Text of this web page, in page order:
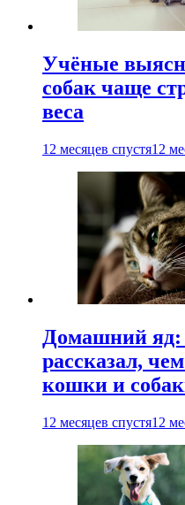
Учёные
собак чаще
веса
12 месяцев спустя12
Домашний яд:
рассказал,
кошки и
12 месяцев спустя12